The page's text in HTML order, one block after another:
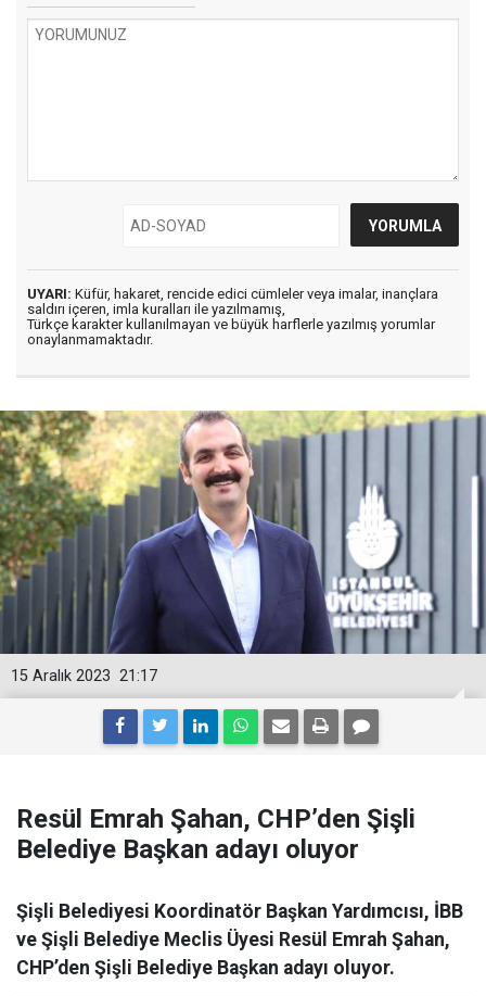
UYARI: Küfür, hakaret, rencide edici cümleler veya imalar, inançlara
saldırı içeren, imla kuralları ile yazılmamış,
Türkçe karakter kullanılmayan ve büyük harflerle yazılmış yorumlar
onaylanmamaktadır.
21:17
15 Aralık 2023
Resül Emrah Şahan, CHP’den Şişli
Belediye Başkan adayı oluyor
Şişli Belediyesi Koordinatör Başkan Yardımcısı, İBB
ve Şişli Belediye Meclis Üyesi Resül Emrah Şahan,
CHP’den Şişli Belediye Başkan adayı oluyor.